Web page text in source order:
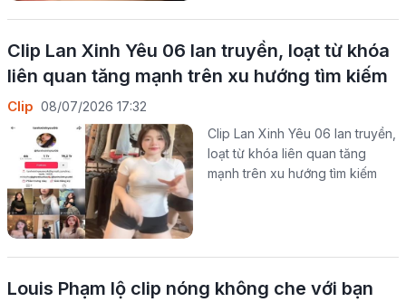
Clip Lan Xinh Yêu 06 lan truyền, loạt từ khóa
liên quan tăng mạnh trên xu hướng tìm kiếm
Clip 08/07/2026 17:32
Clip Lan Xinh Yêu 06 lan truyền,
loạt từ khóa liên quan tăng
mạnh trên xu hướng tìm kiếm
Louis Phạm lộ clip nóng không che với bạn